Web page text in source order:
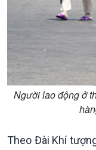
Người lao động ở
Theo Đài Khí